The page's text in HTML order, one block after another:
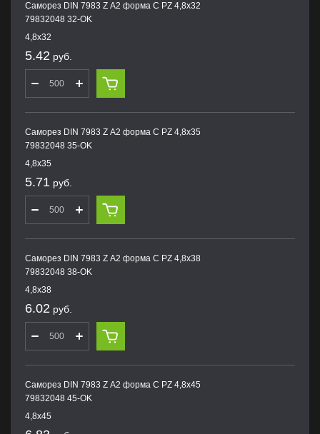
Саморез DIN 7983 Z А2 форма С PZ 4,8х32
79832048 32-OK
4,8х32
5.42 руб.
Саморез DIN 7983 Z А2 форма С PZ 4,8х35
79832048 35-OK
4,8х35
5.71 руб.
Саморез DIN 7983 Z А2 форма С PZ 4,8х38
79832048 38-OK
4,8х38
6.02 руб.
Саморез DIN 7983 Z А2 форма С PZ 4,8х45
79832048 45-OK
4,8х45